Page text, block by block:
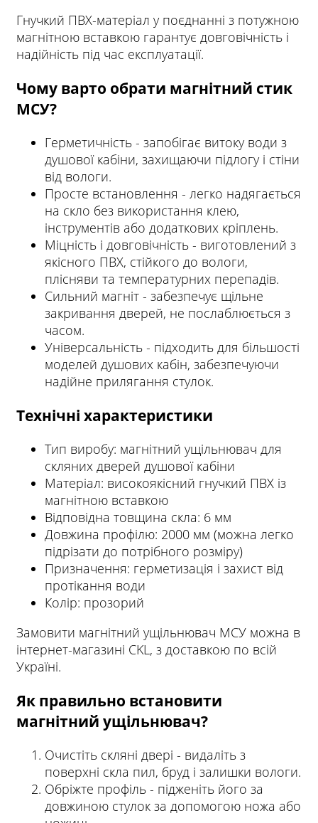
Гнучкий ПВХ-матеріал у поєднанні з потужною
магнітною вставкою гарантує довговічність і
надійність під час експлуатації.
Чому варто обрати магнітний стик
МСУ?
Герметичність - запобігає витоку води з
душової кабіни, захищаючи підлогу і стіни
від вологи.
Просте встановлення - легко надягається
на скло без використання клею,
інструментів або додаткових кріплень.
Міцність і довговічність - виготовлений з
якісного ПВХ, стійкого до вологи,
плісняви та температурних перепадів.
Сильний магніт - забезпечує щільне
закривання дверей, не послаблюється з
часом.
Універсальність - підходить для більшості
моделей душових кабін, забезпечуючи
надійне прилягання стулок.
Технічні характеристики
Тип виробу: магнітний ущільнювач для
скляних дверей душової кабіни
Матеріал: високоякісний гнучкий ПВХ із
магнітною вставкою
Відповідна товщина скла: 6 мм
Довжина профілю: 2000 мм (можна легко
підрізати до потрібного розміру)
Призначення: герметизація і захист від
протікання води
Колір: прозорий
Замовити магнітний ущільнювач МСУ можна в
інтернет-магазині CKL, з доставкою по всій
Україні.
Як правильно встановити
магнітний ущільнювач?
Очистіть скляні двері - видаліть з
поверхні скла пил, бруд і залишки вологи.
Обріжте профіль - підженіть його за
довжиною стулок за допомогою ножа або